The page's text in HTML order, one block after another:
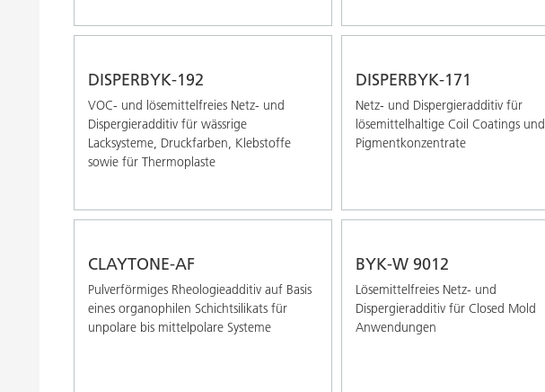
DISPERBYK-192
VOC- und lösemittelfreies Netz- und
Dispergieradditiv für wässrige
Lacksysteme, Druckfarben, Klebstoffe
sowie für Thermoplaste
DISPERBYK-171
Netz- und Dispergieradditiv für
lösemittelhaltige Coil Coatings und
Pigmentkonzentrate
CLAYTONE-AF
Pulverförmiges Rheologieadditiv auf Basis
eines organophilen Schichtsilikats für
unpolare bis mittelpolare Systeme
BYK-W 9012
Lösemittelfreies Netz- und
Dispergieradditiv für Closed Mold
Anwendungen